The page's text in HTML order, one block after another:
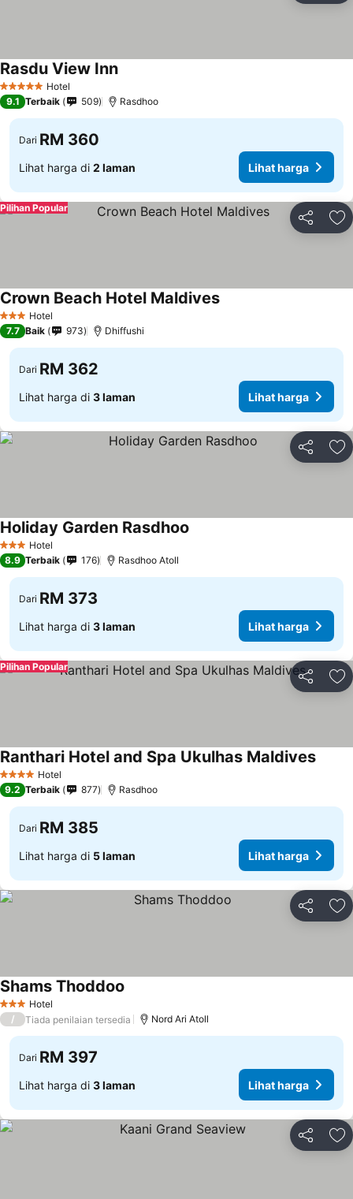
5 Bintang Hotel
Rasdu View InnLihat harga
9.1 Terbaik 509 Rasdhoo
Dari RM 360
Lihat harga di 2 laman Lihat harga
Kongsi
Pilihan Popular
3 BintangHotel
Crown Beach Hotel MaldivesLihat harga
7.7 Baik 973 Dhiffushi
Dari RM 362
Lihat harga di 3 laman Lihat harga
Kongsi
3 BintangHotel
Holiday Garden Rasdhoo
8.9 Terbaik 176 Rasdhoo Atoll
Dari RM 373
Lihat harga di 3 laman Lihat harga
Kongsi
Pilihan Popular
4 BintangHotel
Ranthari Hotel and Spa Ukulhas MaldivesLihat
9.2 Terbaik 877 Rasdhoo
Dari RM 385
Lihat harga di 5 laman Lihat harga
Kongsi
3 BintangHotel
Shams Thoddoo
/ Tiada penilaian tersedia Nord Ari Atoll
Dari RM 397
Lihat harga di 3 laman Lihat harga
Kongsi